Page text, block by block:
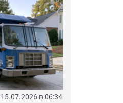
15.07.2026 в 06:34